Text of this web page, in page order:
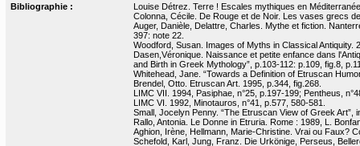
Bibliographie :
Louise Détrez. Terre ! Escales mythiques en
Colonna, Cécile. De Rouge et de Noir. Les vases grecs
Auger, Danièle, Delattre, Charles. Mythe et fiction.
397: note 22.
Woodford, Susan. Images of Myths in Classical Antiquity.
Dasen,Véronique. Naissance et petite enfance dans
and Birth in Greek Mythology”, p.103-112: p.109, fig.8,
Whitehead, Jane. “Towards a Definition of Etruscan
Brendel, Otto. Etruscan Art. 1995, p.344, fig.268.
LIMC VII. 1994, Pasiphae, n°25, p.197-199; Pentheus,
LIMC VI. 1992, Minotauros, n°41, p.577, 580-581.
Small, Jocelyn Penny. “The Etruscan View of Greek
Rallo, Antonia. Le Donne in Etruria. Rome : 1989, L.
Aghion, Irène, Hellmann, Marie-Christine. Vrai ou Faux?
Schefold, Karl, Jung, Franz. Die Urkönige, Perseus,